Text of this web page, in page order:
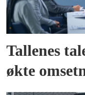
Tallenes
økte